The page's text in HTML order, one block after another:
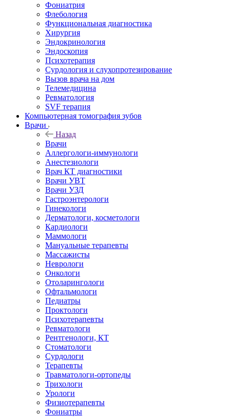
Фониатрия
Флебология
Функциональная диагностика
Хирургия
Эндокринология
Эндоскопия
Психотерапия
Сурдология и слухопротезирование
Вызов врача на дом
Телемедицина
Ревматология
SVF терапия
Компьютерная томография зубов
Врачи
Назад
Врачи
Аллергологи-иммунологи
Анестезиологи
Врач КТ диагностики
Врачи УВТ
Врачи УЗД
Гастроэнтерологи
Гинекологи
Дерматологи, косметологи
Кардиологи
Маммологи
Мануальные терапевты
Массажисты
Неврологи
Онкологи
Отоларингологи
Офтальмологи
Педиатры
Проктологи
Психотерапевты
Ревматологи
Рентгенологи, КТ
Стоматологи
Сурдологи
Терапевты
Травматологи-ортопеды
Трихологи
Урологи
Физиотерапевты
Фониатры